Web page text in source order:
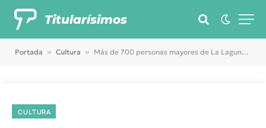
Titularísimos
Portada » Cultura » Más de 700 personas mayores de La Laguna aportan sus experiencias y recuerdos a la memoria de la ciudad Patrimonio Mundial
CULTURA